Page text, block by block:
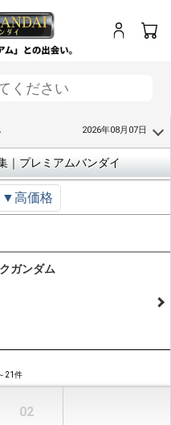
2026年08月07日
｜プレミアムバンダイ
▼高価格
ガンダム
21件
02